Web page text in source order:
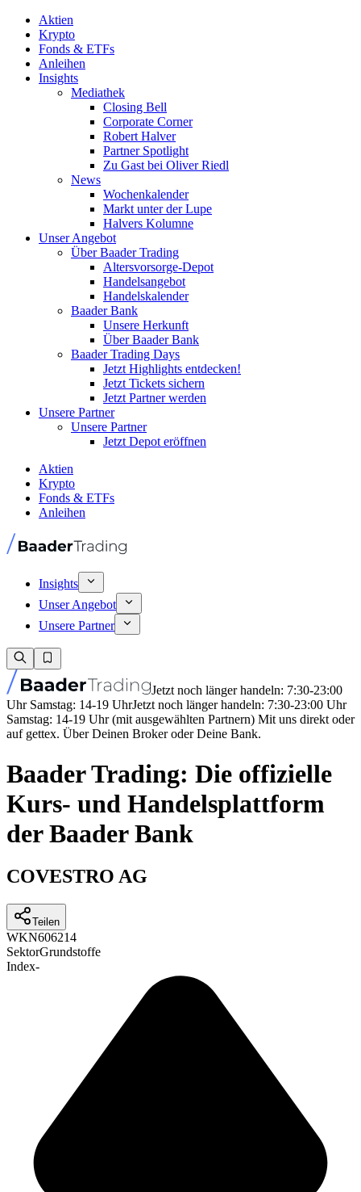
Aktien
Krypto
Fonds & ETFs
Anleihen
Insights
Mediathek
Closing Bell
Corporate Corner
Robert Halver
Partner Spotlight
Zu Gast bei Oliver Riedl
News
Wochenkalender
Markt unter der Lupe
Halvers Kolumne
Unser Angebot
Über Baader Trading
Altersvorsorge-Depot
Handelsangebot
Handelskalender
Baader Bank
Unsere Herkunft
Über Baader Bank
Baader Trading Days
Jetzt Highlights entdecken!
Jetzt Tickets sichern
Jetzt Partner werden
Unsere Partner
Unsere Partner
Jetzt Depot eröffnen
Aktien
Krypto
Fonds & ETFs
Anleihen
Insights
Unser Angebot
Unsere Partner
Jetzt noch länger handeln: 7:30-23:00
Uhr Samstag: 14-19 UhrJetzt noch länger handeln: 7:30-23:00 Uhr
Samstag: 14-19 Uhr (mit ausgewählten Partnern) Mit uns direkt oder
auf gettex. Über Deinen Broker oder Deine Bank.
Baader Trading: Die offizielle
Kurs- und Handelsplattform
der Baader Bank
COVESTRO AG
Teilen
WKN606214
SektorGrundstoffe
Index-